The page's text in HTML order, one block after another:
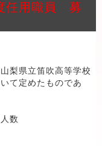
任用職員 募
梨県立笛吹高等学校
て定めたものであ
数